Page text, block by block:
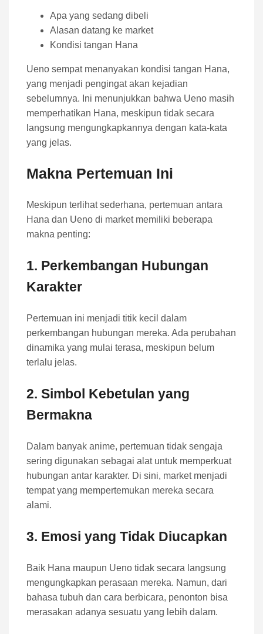
Apa yang sedang dibeli
Alasan datang ke market
Kondisi tangan Hana
Ueno sempat menanyakan kondisi tangan Hana,
yang menjadi pengingat akan kejadian
sebelumnya. Ini menunjukkan bahwa Ueno masih
memperhatikan Hana, meskipun tidak secara
langsung mengungkapkannya dengan kata-kata
yang jelas.
Makna Pertemuan Ini
Meskipun terlihat sederhana, pertemuan antara
Hana dan Ueno di market memiliki beberapa
makna penting:
1. Perkembangan Hubungan
Karakter
Pertemuan ini menjadi titik kecil dalam
perkembangan hubungan mereka. Ada perubahan
dinamika yang mulai terasa, meskipun belum
terlalu jelas.
2. Simbol Kebetulan yang
Bermakna
Dalam banyak anime, pertemuan tidak sengaja
sering digunakan sebagai alat untuk memperkuat
hubungan antar karakter. Di sini, market menjadi
tempat yang mempertemukan mereka secara
alami.
3. Emosi yang Tidak Diucapkan
Baik Hana maupun Ueno tidak secara langsung
mengungkapkan perasaan mereka. Namun, dari
bahasa tubuh dan cara berbicara, penonton bisa
merasakan adanya sesuatu yang lebih dalam.